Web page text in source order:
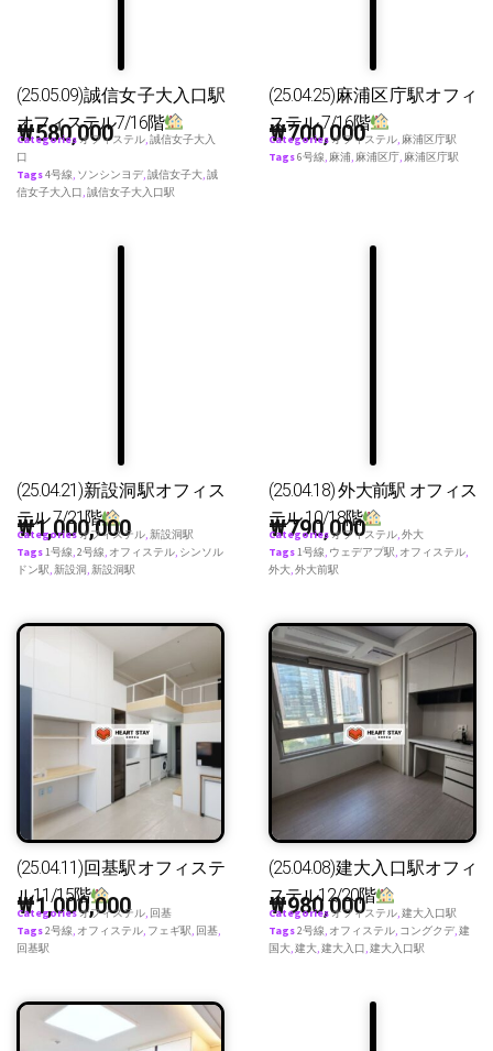
(25.05.09)誠信女子大入口駅
オフィステル7/16階
₩580,000
Categoriesオフィステル,誠信女子大入
口
Tags4号線, ソンシンヨデ,誠信女子大,誠
信女子大入口,誠信女子大入口駅
(25.04.25)麻浦区庁駅オフィ
ステル 7/16階
₩700,000
Categoriesオフィステル, 麻浦区庁駅
Tags6号線, 麻浦, 麻浦区庁, 麻浦区庁駅
(25.04.21)新設洞駅オフィス
テル 7/21階
₩1,000,000
Categoriesオフィステル,新設洞駅
Tags1号線,2号線, オフィステル, シンソル
ドン駅,新設洞 ,新設洞駅
(25.04.18) 外大前駅 オフィス
テル 10/18階
₩790,000
Categoriesオフィステル,外大
Tags1号線, ウェデアプ駅, オフィステル,
外大,外大前駅
(25.04.11)回基駅オフィステ
ル11/15階
₩1,000,000
Categoriesオフィステル, 回基
Tags2号線, オフィステル, フェギ駅, 回基,
回基駅
(25.04.08)建大入口駅オフィ
ステル12/20階
₩980,000
Categoriesオフィステル,建大入口駅
Tags2号線, オフィステル, コングクデ,建
国大,建大,建大入口,建大入口駅